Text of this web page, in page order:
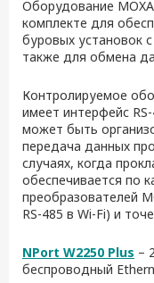
Оборудование
комплекте для
буровых установок
также для обмена
Контролируемое
имеет интерфейс
может быть
передача данных
случаях, когда
обеспечивается по
преобразователей
RS-485 в Wi-Fi) и
NPort W2250 Plus –
беспроводный